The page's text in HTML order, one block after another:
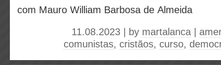
com Mauro William Barbosa de Almeida
11.08.2023 | by martalanca
comunistas, cristãos, curso,